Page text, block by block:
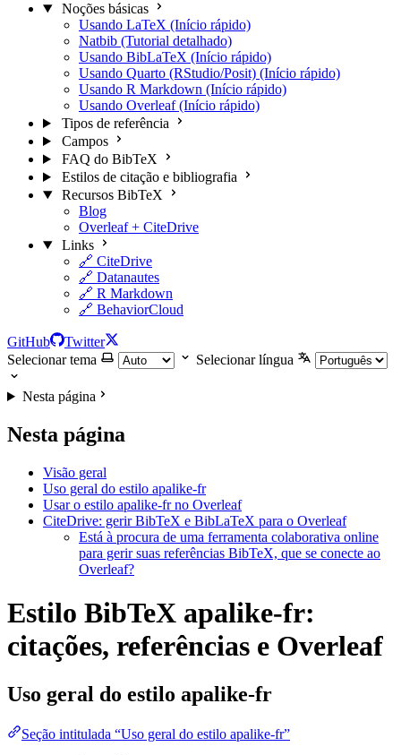
Noções básicas
Usando LaTeX (Início rápido)
Natbib (Tutorial detalhado)
Usando BibLaTeX (Início rápido)
Usando Quarto (RStudio/Posit) (Início rápido)
Usando R Markdown (Início rápido)
Usando Overleaf (Início rápido)
Tipos de referência
Campos
FAQ do BibTeX
Estilos de citação e bibliografia
Recursos BibTeX
Blog
Overleaf + CiteDrive
Links
🔗 CiteDrive
🔗 Datanautes
🔗 R Markdown
🔗 BehaviorCloud
GitHub
Twitter
Selecionar tema
Selecionar língua
Nesta página
Nesta página
Visão geral
Uso geral do estilo apalike-fr
Usar o estilo apalike-fr no Overleaf
CiteDrive: gerir BibTeX e BibLaTeX para o Overleaf
Está à procura de uma ferramenta colaborativa online
para gerir suas referências BibTeX, que se conecte ao
Overleaf?
Estilo BibTeX apalike-fr:
citações, referências e Overleaf
Uso geral do estilo apalike-fr
Seção intitulada “Uso geral do estilo apalike-fr”